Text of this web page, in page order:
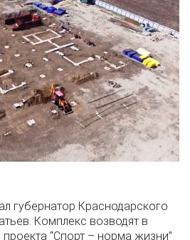
губернатор Краснодарского
Комплекс возводят в
“Спорт – норма жизни”